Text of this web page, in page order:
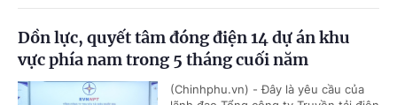
Dồn lực, quyết tâm đóng điện 14 dự án khu
vực phía nam trong 5 tháng cuối năm
(Chinhphu.vn) - Đây là yêu cầu của